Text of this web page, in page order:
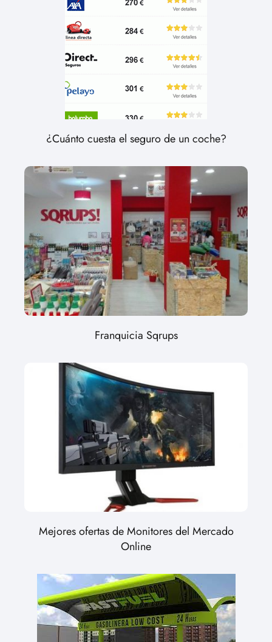
¿Cuánto cuesta el seguro de un coche?
Franquicia Sqrups
Mejores ofertas de Monitores del Mercado
Online